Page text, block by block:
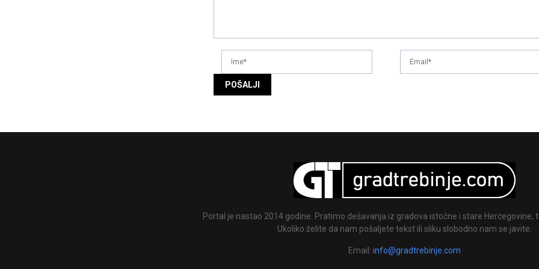
Portal je nastao 2014 godine. Pratimo dešavanja iz gradova istočne i stare Hercegovine,
Ukoliko želite da nam pošaljete tekst ili sliku slobodno nam se javite.
Email: info@gradtrebinje.com